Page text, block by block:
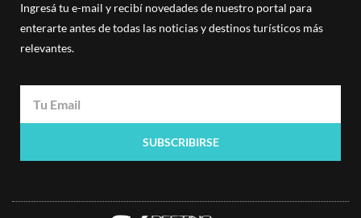
Ingresá tu e-mail y recibí novedades de nuestro portal para
enterarte antes de todas las noticias y destinos turísticos más
relevantes.
SUBSCRIBIRSE